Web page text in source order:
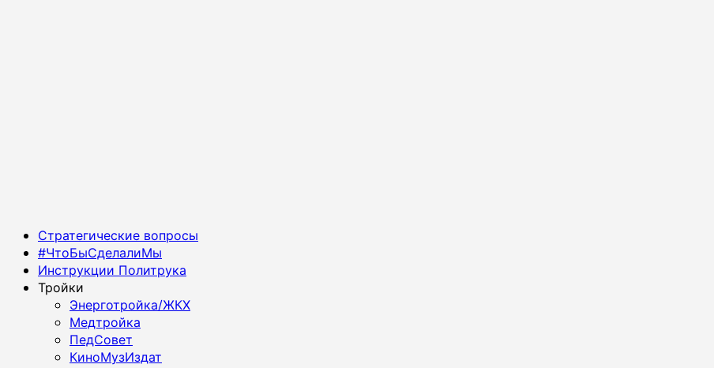
Основное
меню
Стратегические вопросы
#ЧтоБыСделалиМы
Инструкции Политрука
Тройки
Энерготройка/ЖКХ
Медтройка
ПедСовет
КиноМузИздат